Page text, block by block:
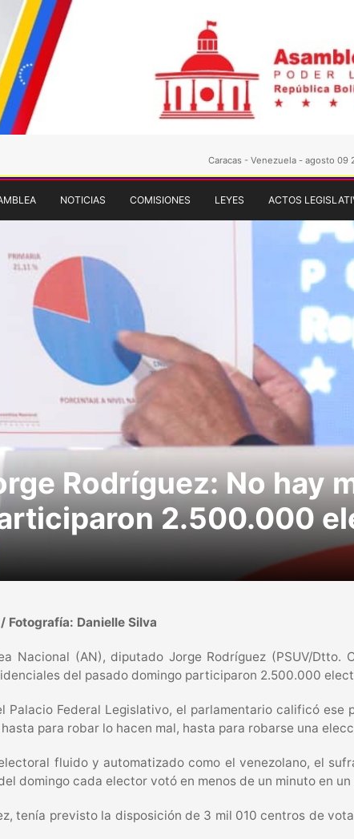
Caracas - Venezuela - agosto 09
NOTICIAS COMISIONES LEYES ACTOS
Rodríguez: No hay
2.500.000
Fotografía: Danielle Silva
Nacional (AN), diputado Jorge Rodríguez (PSUV/
del pasado domingo participaron 2.500.000
Palacio Federal Legislativo, el parlamentario calificó
para robar lo hacen mal, hasta para robarse una
fluido y automatizado como el venezolano, el
domingo cada elector votó en menos de un minuto en
tenía previsto la disposición de 3 mil 010 centros de